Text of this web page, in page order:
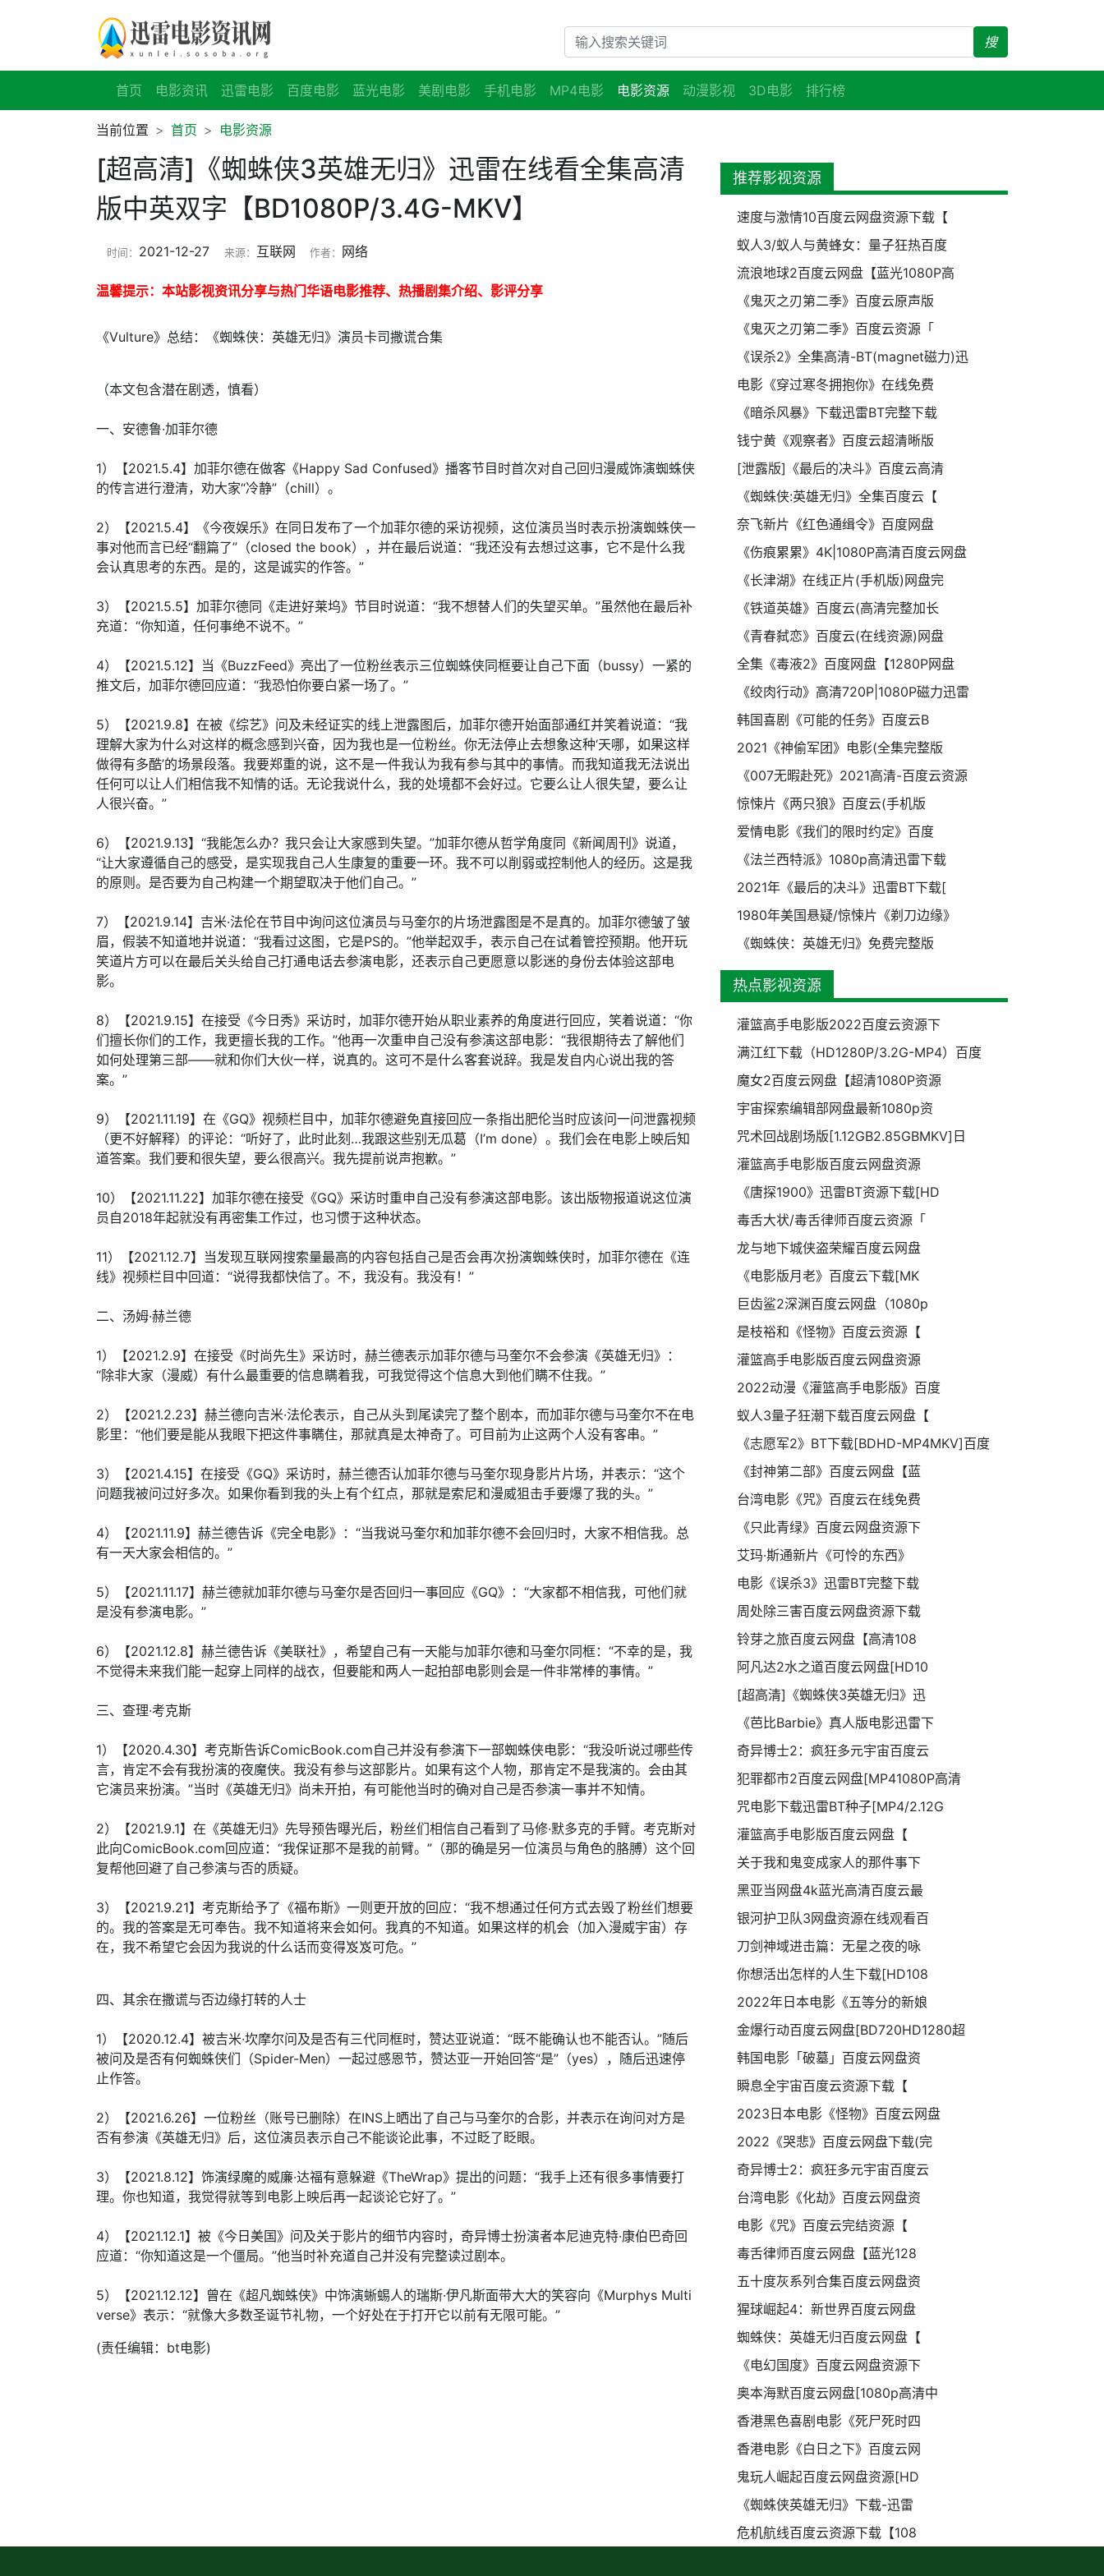
搜
首页 电影资讯 迅雷电影 百度电影 蓝光电影 美剧电影 手机电影 MP4电影 电影资源 动漫影视 3D电影 排行榜
当前位置 首页 电影资源
[超高清]《蜘蛛侠3英雄无归》迅雷在线看全集高清
版中英双字【BD1080P/3.4G-MKV】
时间： 2021-12-27 来源： 互联网 作者： 网络
温馨提示：本站影视资讯分享与热门华语电影推荐、热播剧集介绍、影评分享
《Vulture》总结：《蜘蛛侠：英雄无归》演员卡司撒谎合集
（本文包含潜在剧透，慎看）
一、安德鲁·加菲尔德
1）【2021.5.4】加菲尔德在做客《Happy Sad Confused》播客节目时首次对自己回归漫威饰演蜘蛛侠
的传言进行澄清，劝大家“冷静”（chill）。
2）【2021.5.4】《今夜娱乐》在同日发布了一个加菲尔德的采访视频，这位演员当时表示扮演蜘蛛侠一
事对他而言已经“翻篇了”（closed the book），并在最后说道：“我还没有去想过这事，它不是什么我
会认真思考的东西。是的，这是诚实的作答。”
3）【2021.5.5】加菲尔德同《走进好莱坞》节目时说道：“我不想替人们的失望买单。”虽然他在最后补
充道：“你知道，任何事绝不说不。”
4）【2021.5.12】当《BuzzFeed》亮出了一位粉丝表示三位蜘蛛侠同框要让自己下面（bussy）一紧的
推文后，加菲尔德回应道：“我恐怕你要白紧一场了。”
5）【2021.9.8】在被《综艺》问及未经证实的线上泄露图后，加菲尔德开始面部通红并笑着说道：“我
理解大家为什么对这样的概念感到兴奋，因为我也是一位粉丝。你无法停止去想象这种‘天哪，如果这样
做得有多酷’的场景段落。我要郑重的说，这不是一件我认为我有参与其中的事情。而我知道我无法说出
任何可以让人们相信我不知情的话。无论我说什么，我的处境都不会好过。它要么让人很失望，要么让
人很兴奋。”
6）【2021.9.13】“我能怎么办？我只会让大家感到失望。”加菲尔德从哲学角度同《新闻周刊》说道，
“让大家遵循自己的感受，是实现我自己人生康复的重要一环。我不可以削弱或控制他人的经历。这是我
的原则。是否要为自己构建一个期望取决于他们自己。”
7）【2021.9.14】吉米·法伦在节目中询问这位演员与马奎尔的片场泄露图是不是真的。加菲尔德皱了皱
眉，假装不知道地并说道：“我看过这图，它是PS的。”他举起双手，表示自己在试着管控预期。他开玩
笑道片方可以在最后关头给自己打通电话去参演电影，还表示自己更愿意以影迷的身份去体验这部电
影。
8）【2021.9.15】在接受《今日秀》采访时，加菲尔德开始从职业素养的角度进行回应，笑着说道：“你
们擅长你们的工作，我更擅长我的工作。”他再一次重申自己没有参演这部电影：“我很期待去了解他们
如何处理第三部——就和你们大伙一样，说真的。这可不是什么客套说辞。我是发自内心说出我的答
案。”
9）【2021.11.19】在《GQ》视频栏目中，加菲尔德避免直接回应一条指出肥伦当时应该问一问泄露视频
（更不好解释）的评论：“听好了，此时此刻…我跟这些别无瓜葛（I’m done）。我们会在电影上映后知
道答案。我们要和很失望，要么很高兴。我先提前说声抱歉。”
10）【2021.11.22】加菲尔德在接受《GQ》采访时重申自己没有参演这部电影。该出版物报道说这位演
员自2018年起就没有再密集工作过，也习惯于这种状态。
11）【2021.12.7】当发现互联网搜索量最高的内容包括自己是否会再次扮演蜘蛛侠时，加菲尔德在《连
线》视频栏目中回道：“说得我都快信了。不，我没有。我没有！”
二、汤姆·赫兰德
1）【2021.2.9】在接受《时尚先生》采访时，赫兰德表示加菲尔德与马奎尔不会参演《英雄无归》：
“除非大家（漫威）有什么最重要的信息瞒着我，可我觉得这个信息大到他们瞒不住我。”
2）【2021.2.23】赫兰德向吉米·法伦表示，自己从头到尾读完了整个剧本，而加菲尔德与马奎尔不在电
影里：“他们要是能从我眼下把这件事瞒住，那就真是太神奇了。可目前为止这两个人没有客串。”
3）【2021.4.15】在接受《GQ》采访时，赫兰德否认加菲尔德与马奎尔现身影片片场，并表示：“这个
问题我被问过好多次。如果你看到我的头上有个红点，那就是索尼和漫威狙击手要爆了我的头。”
4）【2021.11.9】赫兰德告诉《完全电影》：“当我说马奎尔和加菲尔德不会回归时，大家不相信我。总
有一天大家会相信的。”
5）【2021.11.17】赫兰德就加菲尔德与马奎尔是否回归一事回应《GQ》：“大家都不相信我，可他们就
是没有参演电影。”
6）【2021.12.8】赫兰德告诉《美联社》，希望自己有一天能与加菲尔德和马奎尔同框：“不幸的是，我
不觉得未来我们能一起穿上同样的战衣，但要能和两人一起拍部电影则会是一件非常棒的事情。”
三、查理·考克斯
1）【2020.4.30】考克斯告诉ComicBook.com自己并没有参演下一部蜘蛛侠电影：“我没听说过哪些传
言，肯定不会有我扮演的夜魔侠。我没有参与这部影片。如果有这个人物，那肯定不是我演的。会由其
它演员来扮演。”当时《英雄无归》尚未开拍，有可能他当时的确对自己是否参演一事并不知情。
2）【2021.9.1】在《英雄无归》先导预告曝光后，粉丝们相信自己看到了马修·默多克的手臂。考克斯对
此向ComicBook.com回应道：“我保证那不是我的前臂。”（那的确是另一位演员与角色的胳膊）这个回
复帮他回避了自己参演与否的质疑。
3）【2021.9.21】考克斯给予了《福布斯》一则更开放的回应：“我不想通过任何方式去毁了粉丝们想要
的。我的答案是无可奉告。我不知道将来会如何。我真的不知道。如果这样的机会（加入漫威宇宙）存
在，我不希望它会因为我说的什么话而变得岌岌可危。”
四、其余在撒谎与否边缘打转的人士
1）【2020.12.4】被吉米·坎摩尔问及是否有三代同框时，赞达亚说道：“既不能确认也不能否认。”随后
被问及是否有何蜘蛛侠们（Spider-Men）一起过感恩节，赞达亚一开始回答“是”（yes），随后迅速停
止作答。
2）【2021.6.26】一位粉丝（账号已删除）在INS上晒出了自己与马奎尔的合影，并表示在询问对方是
否有参演《英雄无归》后，这位演员表示自己不能谈论此事，不过眨了眨眼。
3）【2021.8.12】饰演绿魔的威廉·达福有意躲避《TheWrap》提出的问题：“我手上还有很多事情要打
理。你也知道，我觉得就等到电影上映后再一起谈论它好了。”
4）【2021.12.1】被《今日美国》问及关于影片的细节内容时，奇异博士扮演者本尼迪克特·康伯巴奇回
应道：“你知道这是一个僵局。”他当时补充道自己并没有完整读过剧本。
5）【2021.12.12】曾在《超凡蜘蛛侠》中饰演蜥蜴人的瑞斯·伊凡斯面带大大的笑容向《Murphys Multi
verse》表示：“就像大多数圣诞节礼物，一个好处在于打开它以前有无限可能。”
(责任编辑：bt电影)
推荐影视资源
速度与激情10百度云网盘资源下载【
蚁人3/蚁人与黄蜂女：量子狂热百度
流浪地球2百度云网盘【蓝光1080P高
《鬼灭之刃第二季》百度云原声版
《鬼灭之刃第二季》百度云资源「
《误杀2》全集高清-BT(magnet磁力)迅
电影《穿过寒冬拥抱你》在线免费
《暗杀风暴》下载迅雷BT完整下载
钱宁黄《观察者》百度云超清晰版
[泄露版]《最后的决斗》百度云高清
《蜘蛛侠:英雄无归》全集百度云【
奈飞新片《红色通缉令》百度网盘
《伤痕累累》4K|1080P高清百度云网盘
《长津湖》在线正片(手机版)网盘完
《铁道英雄》百度云(高清完整加长
《青春弑恋》百度云(在线资源)网盘
全集《毒液2》百度网盘【1280P网盘
《绞肉行动》高清720P|1080P磁力迅雷
韩国喜剧《可能的任务》百度云B
2021《神偷军团》电影(全集完整版
《007无暇赴死》2021高清-百度云资源
惊悚片《两只狼》百度云(手机版
爱情电影《我们的限时约定》百度
《法兰西特派》1080p高清迅雷下载
2021年《最后的决斗》迅雷BT下载[
1980年美国悬疑/惊悚片《剃刀边缘》
《蜘蛛侠：英雄无归》免费完整版
热点影视资源
灌篮高手电影版2022百度云资源下
满江红下载（HD1280P/3.2G-MP4）百度
魔女2百度云网盘【超清1080P资源
宇宙探索编辑部网盘最新1080p资
咒术回战剧场版[1.12GB2.85GBMKV]日
灌篮高手电影版百度云网盘资源
《唐探1900》迅雷BT资源下载[HD
毒舌大状/毒舌律师百度云资源「
龙与地下城侠盗荣耀百度云网盘
《电影版月老》百度云下载[MK
巨齿鲨2深渊百度云网盘（1080p
是枝裕和《怪物》百度云资源【
灌篮高手电影版百度云网盘资源
2022动漫《灌篮高手电影版》百度
蚁人3量子狂潮下载百度云网盘【
《志愿军2》BT下载[BDHD-MP4MKV]百度
《封神第二部》百度云网盘【蓝
台湾电影《咒》百度云在线免费
《只此青绿》百度云网盘资源下
艾玛·斯通新片《可怜的东西》
电影《误杀3》迅雷BT完整下载
周处除三害百度云网盘资源下载
铃芽之旅百度云网盘【高清108
阿凡达2水之道百度云网盘[HD10
[超高清]《蜘蛛侠3英雄无归》迅
《芭比Barbie》真人版电影迅雷下
奇异博士2：疯狂多元宇宙百度云
犯罪都市2百度云网盘[MP41080P高清
咒电影下载迅雷BT种子[MP4/2.12G
灌篮高手电影版百度云网盘【
关于我和鬼变成家人的那件事下
黑亚当网盘4k蓝光高清百度云最
银河护卫队3网盘资源在线观看百
刀剑神域进击篇：无星之夜的咏
你想活出怎样的人生下载[HD108
2022年日本电影《五等分的新娘
金爆行动百度云网盘[BD720HD1280超
韩国电影「破墓」百度云网盘资
瞬息全宇宙百度云资源下载【
2023日本电影《怪物》百度云网盘
2022《哭悲》百度云网盘下载(完
奇异博士2：疯狂多元宇宙百度云
台湾电影《化劫》百度云网盘资
电影《咒》百度云完结资源【
毒舌律师百度云网盘【蓝光128
五十度灰系列合集百度云网盘资
猩球崛起4：新世界百度云网盘
蜘蛛侠：英雄无归百度云网盘【
《电幻国度》百度云网盘资源下
奥本海默百度云网盘[1080p高清中
香港黑色喜剧电影《死尸死时四
香港电影《白日之下》百度云网
鬼玩人崛起百度云网盘资源[HD
《蜘蛛侠英雄无归》下载-迅雷
危机航线百度云资源下载【108